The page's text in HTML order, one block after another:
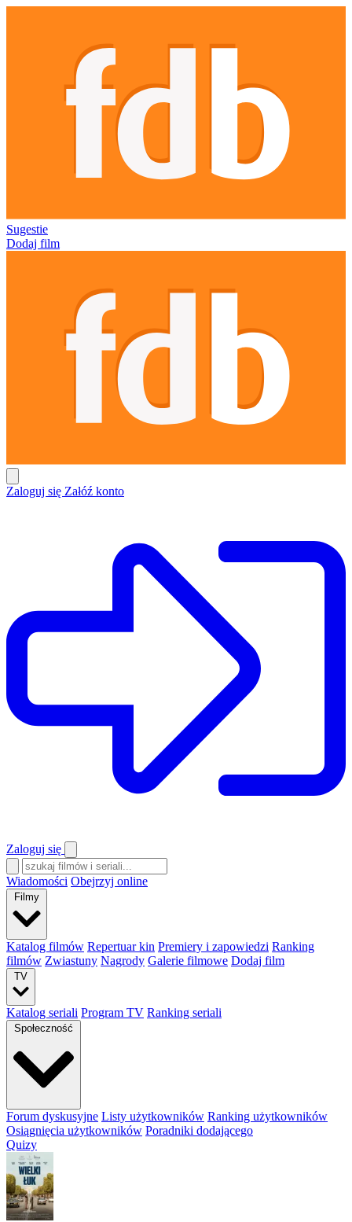
Sugestie
Dodaj film
Zaloguj się Załóź konto
Zaloguj się
Wiadomości Obejrzyj online
Filmy
Katalog filmów Repertuar kin Premiery i zapowiedzi Ranking
filmów Zwiastuny Nagrody Galerie filmowe Dodaj film
TV
Katalog seriali Program TV Ranking seriali
Społeczność
Forum dyskusyjne Listy użytkowników Ranking użytkowników
Osiągnięcia użytkowników Poradniki dodającego
Quizy